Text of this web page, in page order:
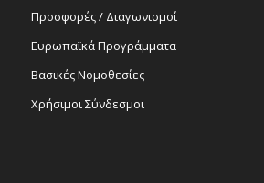
Προσφορές / Διαγωνισμοί
Ευρωπαϊκά Προγράμματα
Βασικές Νομοθεσίες
Χρήσιμοι Σύνδεσμοι